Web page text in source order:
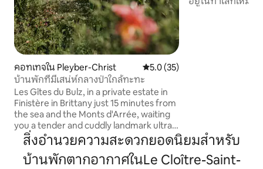
คอทเทจใน Pleyber-Christ คะแนนเฉลี่ย 5.0 จาก 5, 35 รีวิว
5.0 (35)
บ้านพักที่มีเสน่ห์กลางป่าใกล้ทะทะ
Les Gîtes du Bulz, in a private estate in
Finistère in Brittany just 15 minutes from
the sea and the Monts d'Arrée, waiting
you a tender and cuddly landmark ultra
designed for your weekend or your
romantic vacation... ความยุ่งยากเล็กๆ
น้อยๆของเรา: - การเข้าพักแบบรวมค่าใช้
สิ่งอำนวยความสะดวกยอดนิยมสำหรับ
บ้านพักตากอากาศในLe Cloître-Saint-